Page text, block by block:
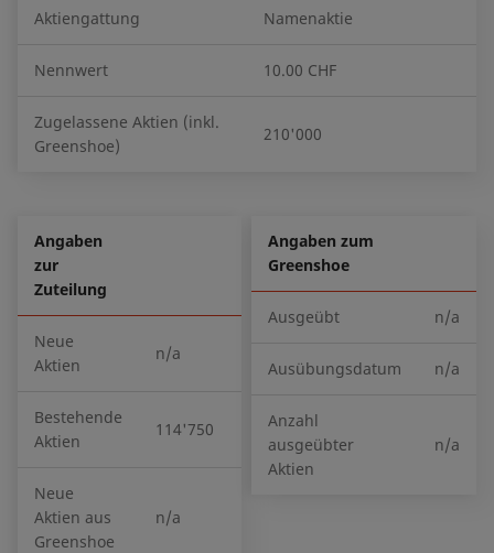
Aktiengattung Namenaktie
Nennwert 10.00 CHF
Zugelassene Aktien (inkl.
Greenshoe)
210'000
Angaben
zur
Zuteilung
Neue
Aktien
n/a
Bestehende
Aktien
114'750
Neue
Aktien aus
Greenshoe
n/a
Angaben zum
Greenshoe
Ausgeübt n/a
Ausübungsdatum n/a
Anzahl
ausgeübter
Aktien
n/a